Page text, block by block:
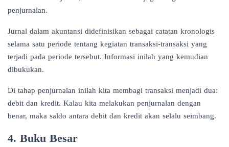
penjurnalan.
Jurnal dalam akuntansi didefinisikan sebagai catatan kronologis
selama satu periode tentang kegiatan transaksi-transaksi yang
terjadi pada periode tersebut. Informasi inilah yang kemudian
dibukukan.
Di tahap penjurnalan inilah kita membagi transaksi menjadi dua:
debit dan kredit. Kalau kita melakukan penjurnalan dengan
benar, maka saldo antara debit dan kredit akan selalu seimbang.
4. Buku Besar